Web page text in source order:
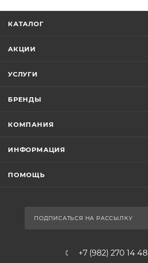
КАТАЛОГ
АКЦИИ
УСЛУГИ
БРЕНДЫ
КОМПАНИЯ
ИНФОРМАЦИЯ
ПОМОЩЬ
ПОДПИСАТЬСЯ НА РАССЫЛКУ
+7 (982) 270 14 48